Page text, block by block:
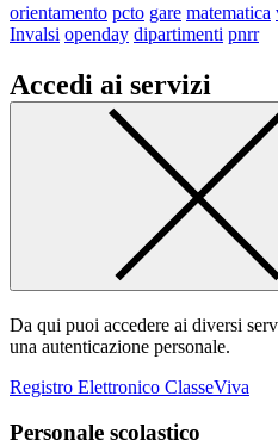
orientamento pcto gare matematica
Invalsi openday dipartimenti pnrr
Accedi ai servizi
Da qui puoi accedere ai diversi
una autenticazione personale.
Registro Elettronico ClasseViva
Personale scolastico